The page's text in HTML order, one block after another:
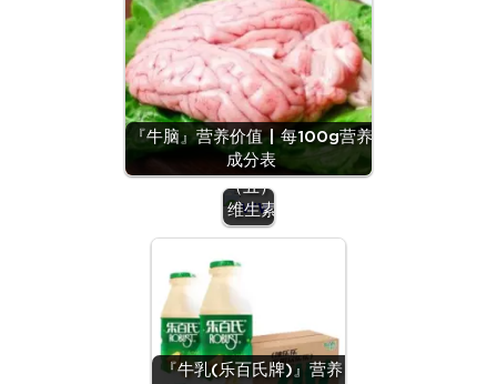
『牛脑』营养价值 | 每100g营养
成分表
营养
（五）：
维生素
『牛乳(乐百氏牌)』营养